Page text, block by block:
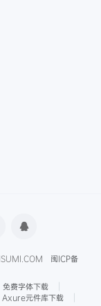
闽ICP备
免费字体下载
Axure元件库下载